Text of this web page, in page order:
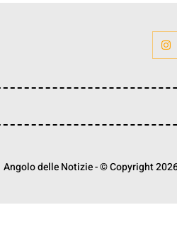
Angolo delle Notizie - © Copyright